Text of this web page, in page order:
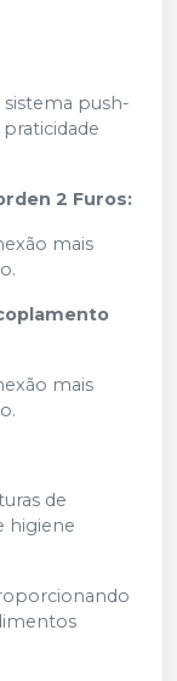
push-
2 Furos:
mais
mais
de
higiene